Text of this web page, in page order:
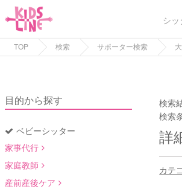
シ
TOP 検索 サポーター検索
目的から探す
ベビーシッター
家事代行
家庭教師
産前産後ケア
検索
検索
詳
カテ